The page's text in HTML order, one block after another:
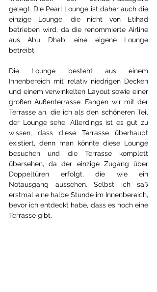
gelegt. Die Pearl Lounge ist daher auch die
einzige Lounge, die nicht von Etihad
betrieben wird, da die renommierte Airline
aus Abu Dhabi eine eigene Lounge
betreibt.
Die Lounge besteht aus einem
Innenbereich mit relativ niedrigen Decken
und einem verwinkelten Layout sowie einer
großen Außenterrasse. Fangen wir mit der
Terrasse an, die ich als den schöneren Teil
der Lounge sehe. Allerdings ist es gut zu
wissen, dass diese Terrasse überhaupt
existiert, denn man könnte diese Lounge
besuchen und die Terrasse komplett
übersehen, da der einzige Zugang über
Doppeltüren erfolgt, die wie ein
Notausgang aussehen. Selbst ich saß
erstmal eine halbe Stunde im Innenbereich,
bevor ich entdeckt habe, dass es noch eine
Terrasse gibt.